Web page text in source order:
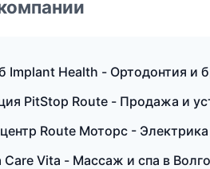
Implant Health - Ортодонтия и
PitStop Route - Продажа и
Route Моторс -
Care Vita - Массаж и спа в